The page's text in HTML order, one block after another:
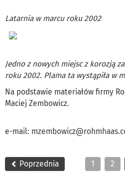
Latarnia w marcu roku 2002
Jedno z nowych miejsc z korozją
roku 2002. Plama ta wystąpiła w
Na podstawie materiałów firmy
Maciej Zembowicz.
e-mail:
Poprzednia 1 2